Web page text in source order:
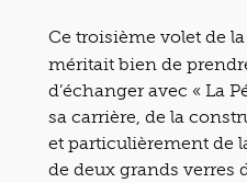
Ce troisième volet de
méritait bien de
d’échanger avec « La
sa carrière, de la
et particulièrement de
de deux grands verres